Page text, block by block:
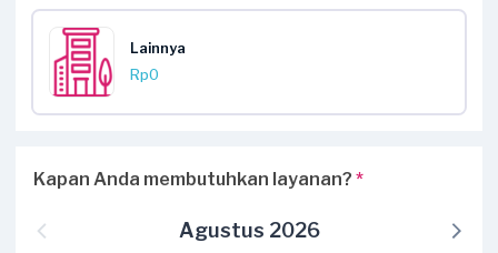
Lainnya
Rp0
Kapan Anda membutuhkan layanan? *
Agustus 2026